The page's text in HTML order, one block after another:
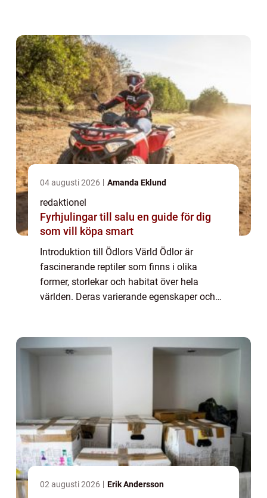
g...
04 augusti 2026 Amanda Eklund
redaktionel
Fyrhjulingar till salu en guide för dig
som vill köpa smart
Introduktion till Ödlors Värld Ödlor är
fascinerande reptiler som finns i olika
former, storlekar och habitat över hela
världen. Deras varierande egenskaper och
02 augusti 2026 Erik Andersson